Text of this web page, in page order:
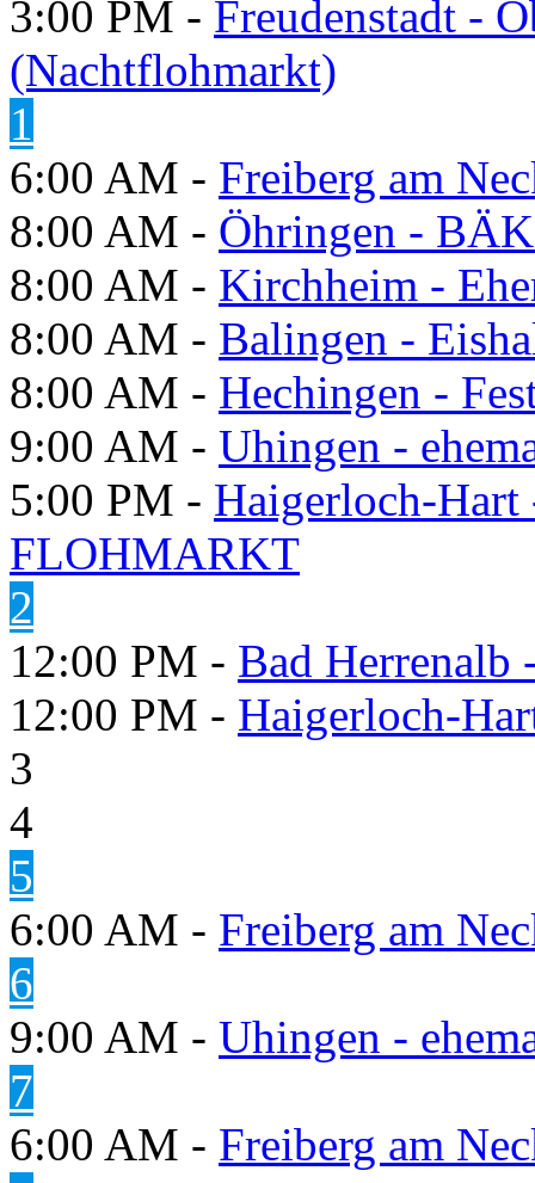
3:00 PM - Freudenstadt -
(Nachtflohmarkt)
1
6:00 AM - Freiberg am
8:00 AM - Öhringen -
8:00 AM - Kirchheim -
8:00 AM - Balingen -
8:00 AM - Hechingen -
9:00 AM - Uhingen -
5:00 PM - Haigerloch-
FLOHMARKT
2
12:00 PM - Bad Herrenalb
12:00 PM - Haigerloch-
3
4
5
6:00 AM - Freiberg am
6
9:00 AM - Uhingen -
7
6:00 AM - Freiberg am